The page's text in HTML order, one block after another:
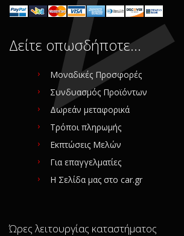
Δείτε οπωσδήποτε…
Μοναδικές Προσφορές
Συνδυασμός Προϊόντων
Δωρεάν μεταφορικά
Τρόποι πληρωμής
Εκπτώσεις Μελών
Για επαγγελματίες
Η Σελίδα μας στο car.gr
Ώρες λειτουργίας καταστήματος